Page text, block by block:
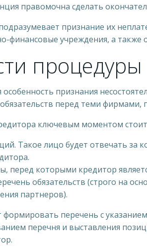
правомочна сделать
признание их
финансовые учреждения, а
процедуры
признания
перед теми
ключевым моментом
Такое лицо будет отвечать
перед которыми кредитор
обязательств (строго на
партнеров).
перечень с
перечня и выставления